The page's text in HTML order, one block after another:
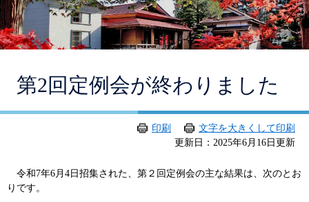
文
へ
第2回定例会が終わりました
印刷
文字を大きくして印刷
更新日：2025年6月16日更新
令和7年6月4日招集された、第２回定例会の主な結果は、次のとお
りです。